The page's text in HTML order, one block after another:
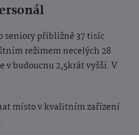
seniory přibližně 37 tisíc
režimem necelých 28
v budoucnu 2,5krát vyšší. V
místo v kvalitním zařízení